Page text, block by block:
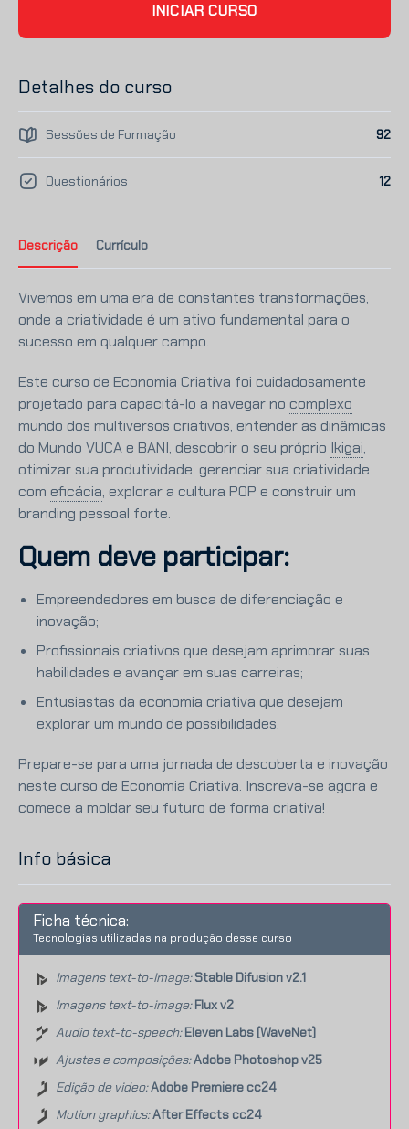
Descrição Currículo
Vivemos em uma era de constantes transformações,
onde a criatividade é um ativo fundamental para o
sucesso em qualquer campo.
Este curso de Economia Criativa foi cuidadosamente
projetado para capacitá-lo a navegar no complexo
mundo dos multiversos criativos, entender as dinâmicas
do Mundo VUCA e BANI, descobrir o seu próprio Ikigai,
otimizar sua produtividade, gerenciar sua criatividade
com eficácia, explorar a cultura POP e construir um
branding pessoal forte.
Quem deve participar:
Empreendedores em busca de diferenciação e
inovação;
Profissionais criativos que desejam aprimorar suas
habilidades e avançar em suas carreiras;
Entusiastas da economia criativa que desejam
explorar um mundo de possibilidades.
Prepare-se para uma jornada de descoberta e inovação
neste curso de Economia Criativa. Inscreva-se agora e
comece a moldar seu futuro de forma criativa!
INICIAR CURSO
Detalhes do curso
Sessões de Formação 92
Questionários 12
Info básica
Ficha técnica:
Tecnologias utilizadas na produção desse curso
Imagens text-to-image: Stable Difusion v2.1
Imagens text-to-image: Flux v2
Audio text-to-speech: Eleven Labs (WaveNet)
Ajustes e composições:Adobe Photoshop v25
Edição de video:Adobe Premiere cc24
Motion graphics:After Effects cc24